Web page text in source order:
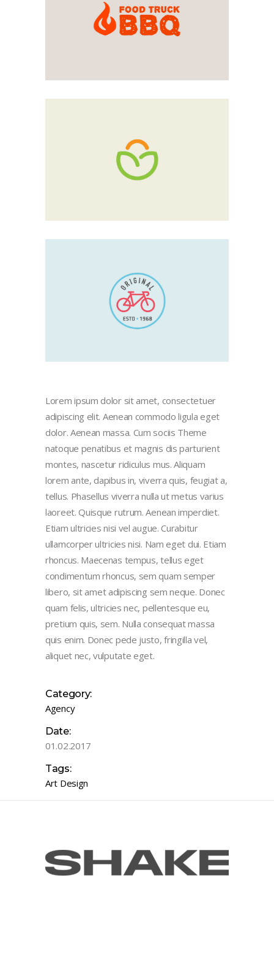
Lorem ipsum dolor sit amet, consectetuer
adipiscing elit. Aenean commodo ligula eget
dolor. Aenean massa. Cum sociis Theme
natoque penatibus et magnis dis parturient
montes, nascetur ridiculus mus. Aliquam
lorem ante, dapibus in, viverra quis, feugiat a,
tellus. Phasellus viverra nulla ut metus varius
laoreet. Quisque rutrum. Aenean imperdiet.
Etiam ultricies nisi vel augue. Curabitur
ullamcorper ultricies nisi. Nam eget dui. Etiam
rhoncus. Maecenas tempus, tellus eget
condimentum rhoncus, sem quam semper
libero, sit amet adipiscing sem neque. Donec
quam felis, ultricies nec, pellentesque eu,
pretium quis, sem. Nulla consequat massa
quis enim. Donec pede justo, fringilla vel,
aliquet nec, vulputate eget.
Category:
Agency
Date:
01.02.2017
Tags:
Art Design